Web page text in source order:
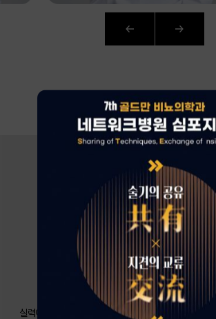
로그인
회원가입 아이디 · 비밀번호 찾기
AICURATION
환자가 증명하는
골드만의 차이
실력이 만든 수많은 후기 중 이용자의 관심사를 분석해